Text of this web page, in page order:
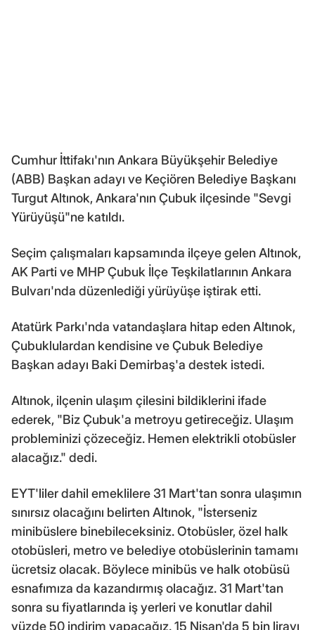
Cumhur İttifakı'nın Ankara Büyükşehir Belediye
(ABB) Başkan adayı ve Keçiören Belediye Başkanı
Turgut Altınok, Ankara'nın Çubuk ilçesinde "Sevgi
Yürüyüşü"ne katıldı.
Seçim çalışmaları kapsamında ilçeye gelen Altınok,
AK Parti ve MHP Çubuk İlçe Teşkilatlarının Ankara
Bulvarı'nda düzenlediği yürüyüşe iştirak etti.
Atatürk Parkı'nda vatandaşlara hitap eden Altınok,
Çubuklulardan kendisine ve Çubuk Belediye
Başkan adayı Baki Demirbaş'a destek istedi.
Altınok, ilçenin ulaşım çilesini bildiklerini ifade
ederek, "Biz Çubuk'a metroyu getireceğiz. Ulaşım
probleminizi çözeceğiz. Hemen elektrikli otobüsler
alacağız." dedi.
EYT'liler dahil emeklilere 31 Mart'tan sonra ulaşımın
sınırsız olacağını belirten Altınok, "İsterseniz
minibüslere binebileceksiniz. Otobüsler, özel halk
otobüsleri, metro ve belediye otobüslerinin tamamı
ücretsiz olacak. Böylece minibüs ve halk otobüsü
esnafımıza da kazandırmış olacağız. 31 Mart'tan
sonra su fiyatlarında iş yerleri ve konutlar dahil
yüzde 50 indirim yapacağız. 15 Nisan'da 5 bin lirayı